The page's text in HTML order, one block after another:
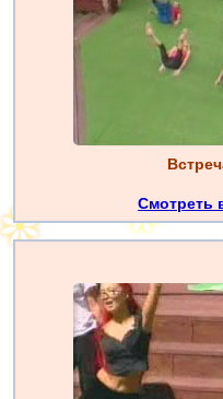
Смотреть